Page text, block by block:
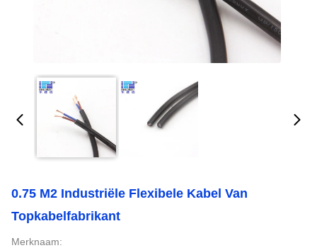
0.75 M2 Industriële Flexibele Kabel Van
Topkabelfabrikant
Merknaam: